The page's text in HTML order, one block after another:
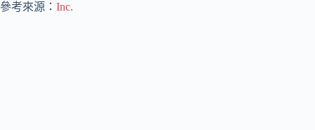
參考來源： Inc.